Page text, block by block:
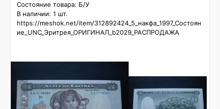
Состояние товара: Б/У
В наличии: 1 шт.
https://meshok.net/item/312892424_5_накфа_1997_Состоян
ие_UNC_Эритрея_ОРИГИНАЛ_b2029_РАСПРОДАЖА